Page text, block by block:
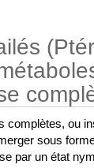
complètes, ou
sous
par un état